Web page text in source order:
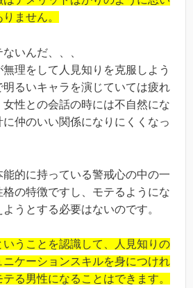
ません。
いんだ、、、
理をして人見知りを克服しよう
明るいキャラを演じていては疲れ
性との会話の時には不自然にな
仲のいい関係になりにくくなっ
能的に持っている警戒心の中の一
の特徴ですし、モテるようにな
うとする必要はないのです。
いうことを認識して、人見知りの
ニケーションスキルを身につけれ
る男性になることはできます。